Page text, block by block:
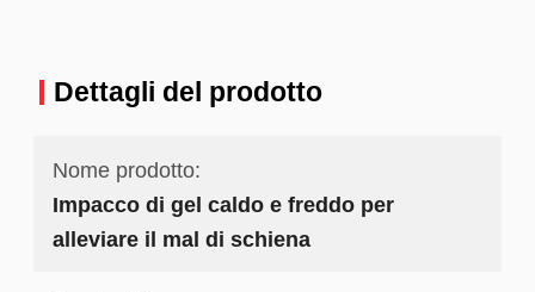
Dettagli del prodotto
Nome prodotto:
Impacco di gel caldo e freddo per
alleviare il mal di schiena